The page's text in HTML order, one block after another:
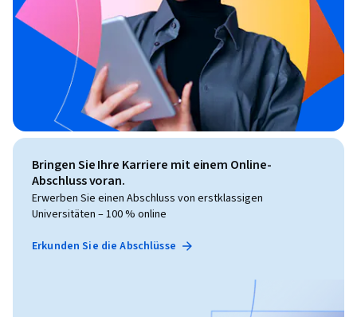
Bringen Sie Ihre Karriere mit einem Online-
Abschluss voran.
Erwerben Sie einen Abschluss von erstklassigen
Universitäten – 100 % online
Erkunden Sie die Abschlüsse